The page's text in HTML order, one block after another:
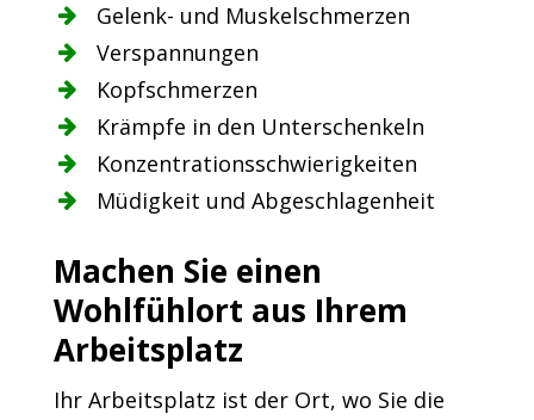
Gelenk- und Muskelschmerzen
Verspannungen
Kopfschmerzen
Krämpfe in den Unterschenkeln
Konzentrationsschwierigkeiten
Müdigkeit und Abgeschlagenheit
Machen Sie einen
Wohlfühlort aus Ihrem
Arbeitsplatz
Ihr Arbeitsplatz ist der Ort, wo Sie die